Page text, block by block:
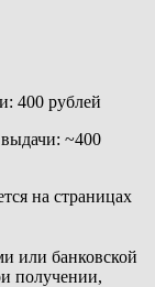
400 рублей
: ~400
на страницах
или банковской
получении,